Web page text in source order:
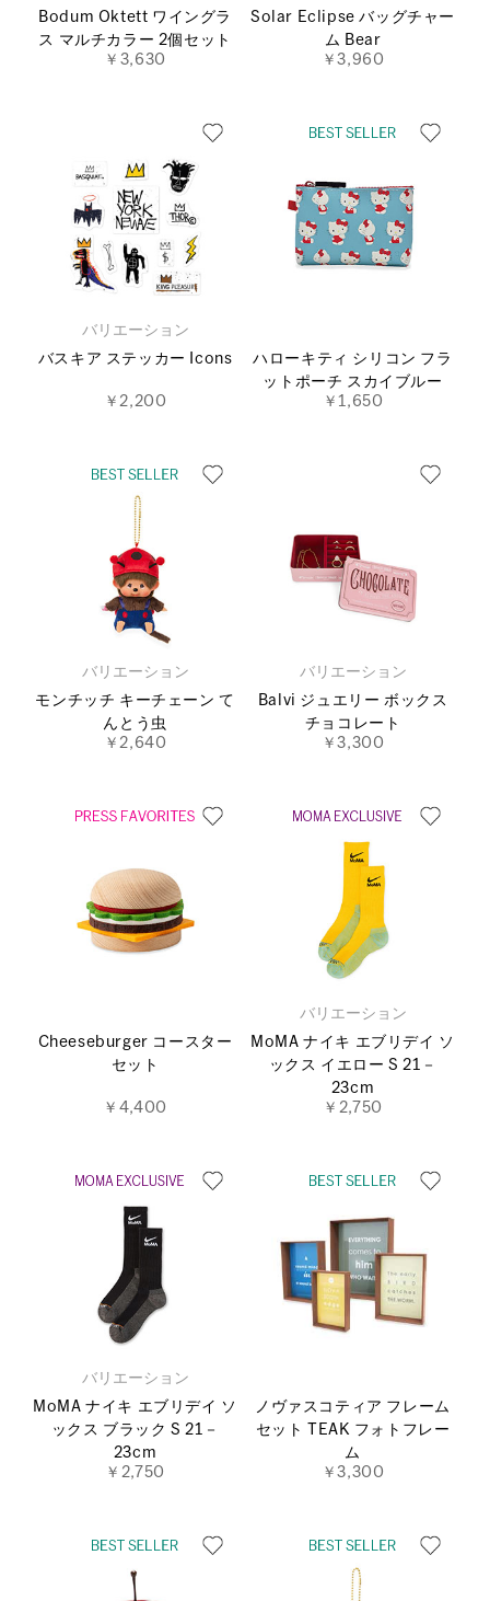
Bodum Oktett ワイングラ
ス マルチカラー 2個セット
￥3,630
Solar Eclipse バッグチャー
ム Bear
￥3,960
バリエーション
バスキア ステッカー Icons
￥2,200
ハローキティ シリコン フラ
ットポーチ スカイブルー
￥1,650
バリエーション
モンチッチ キーチェーン て
んとう虫
￥2,640
バリエーション
Balvi ジュエリー ボックス
チョコレート
￥3,300
Cheeseburger コースター
セット
￥4,400
バリエーション
MoMA ナイキ エブリデイ ソ
ックス イエロー S 21－
23cm
￥2,750
バリエーション
MoMA ナイキ エブリデイ ソ
ックス ブラック S 21－
23cm
￥2,750
ノヴァスコティア フレーム
セット TEAK フォトフレー
ム
￥3,300